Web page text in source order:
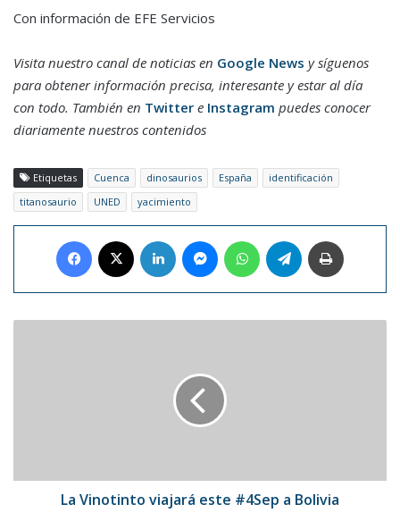
Con información de EFE Servicios
Visita nuestro canal de noticias en Google News y síguenos
para obtener información precisa, interesante y estar al día
con todo. También en Twitter e Instagram puedes conocer
diariamente nuestros contenidos
Etiquetas Cuenca dinosaurios España
identificación
titanosaurio
UNED yacimiento
Facebook LinkedIn MessengerWhatsAppTelegram
La Vinotinto viajará este #4Sep a Bolivia